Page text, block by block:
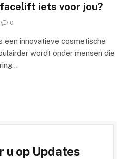
iets voor jou?
0
een innovatieve cosmetische
wordt onder mensen die
u op Updates